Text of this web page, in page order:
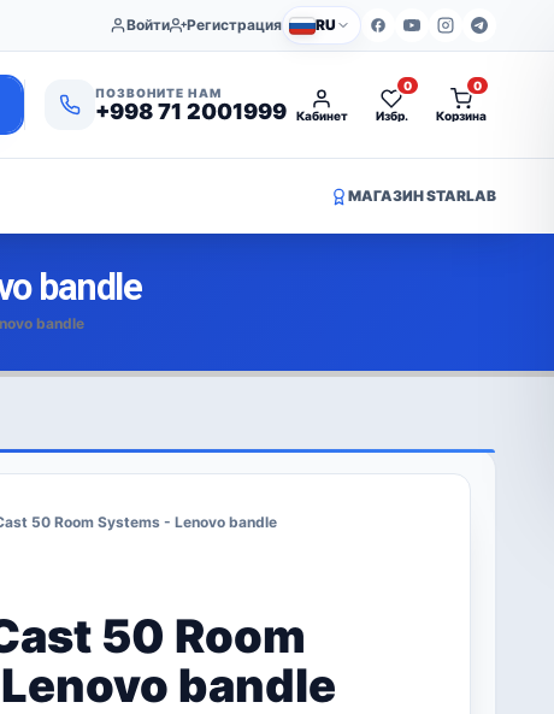
Войти Регистрация RU
ПОЗВОНИТЕ НАМ
+998 71 2001999 Кабинет Избр.
0
Корзина
0
МАГАЗИН STARLAB
bandle
bandle
50 Room Systems - Lenovo bandle
50 Room
bandle